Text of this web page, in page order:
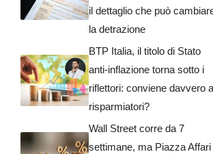
il dettaglio che può
la detrazione
BTP Italia, il titolo di Stato
anti-inflazione torna sotto i
riflettori: conviene davvero
risparmiatori?
Wall Street corre da 7
settimane, ma Piazza Affari